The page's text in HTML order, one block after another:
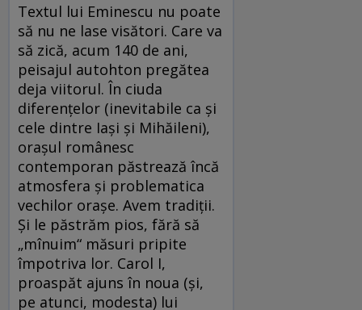
Textul lui Eminescu nu poate
să nu ne lase visători. Care va
să zică, acum 140 de ani,
peisajul autohton pregătea
deja viitorul. În ciuda
diferenţelor (inevitabile ca şi
cele dintre Iaşi şi Mihăileni),
oraşul românesc
contemporan păstrează încă
atmosfera şi problematica
vechilor oraşe. Avem tradiţii.
Şi le păstrăm pios, fără să
„mînuim“ măsuri pripite
împotriva lor. Carol I,
proaspăt ajuns în noua (şi,
pe atunci, modesta) lui